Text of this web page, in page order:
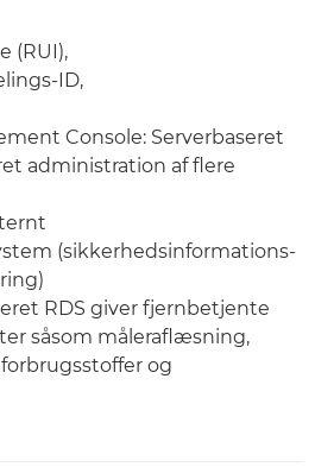
(RUI),
ID,
Console: Serverbaseret
administration af flere
(sikkerhedsinformations-
RDS giver fjernbetjente
såsom måleraflæsning,
og